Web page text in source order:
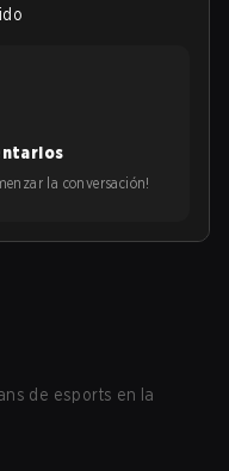
la conversación!
de esports en la